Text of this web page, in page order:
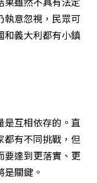
執意忽視，民眾可
和義大利都有小鎮
是互相依存的。直
都有不同挑戰，但
要達到更落實、更
關鍵。